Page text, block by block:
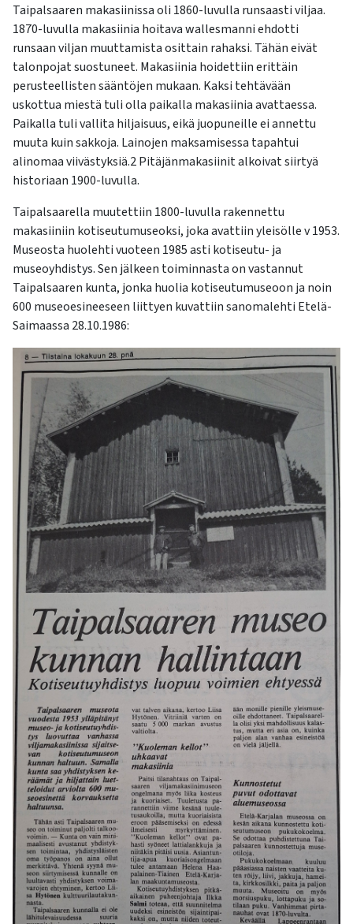
Taipalsaaren makasiinissa oli 1860-luvulla runsaasti viljaa.
1870-luvulla makasiinia hoitava wallesmanni ehdotti
runsaan viljan muuttamista osittain rahaksi. Tähän eivät
talonpojat suostuneet. Makasiinia hoidettiin erittäin
perusteellisten sääntöjen mukaan. Kaksi tehtävään
uskottua miestä tuli olla paikalla makasiinia avattaessa.
Paikalla tuli vallita hiljaisuus, eikä juopuneille ei annettu
muuta kuin sakkoja. Lainojen maksamisessa tapahtui
alinomaa viivästyksiä.2 Pitäjänmakasiinit alkoivat siirtyä
historiaan 1900-luvulla.
Taipalsaarella muutettiin 1800-luvulla rakennettu
makasiiniin kotiseutumuseoksi, joka avattiin yleisölle v 1953.
Museosta huolehti vuoteen 1985 asti kotiseutu- ja
museoyhdistys. Sen jälkeen toiminnasta on vastannut
Taipalsaaren kunta, jonka huolia kotiseutumuseoon ja noin
600 museoesineeseen liittyen kuvattiin sanomalehti Etelä-
Saimaassa 28.10.1986: